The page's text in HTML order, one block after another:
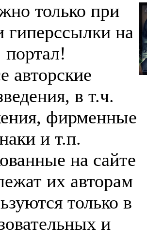
только при
гиперссылки на
портал!
авторские
в т.ч.
фирменные
и т.п.
на сайте
их авторам
только в
и